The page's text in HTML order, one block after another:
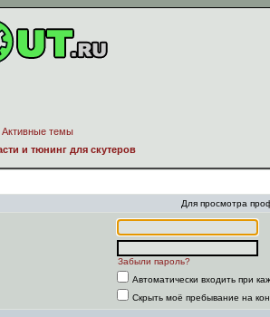
Активные темы
и тюнинг для скутеров
Для просмотра
Забыли пароль?
Автоматически входить при
Скрыть моё пребывание на